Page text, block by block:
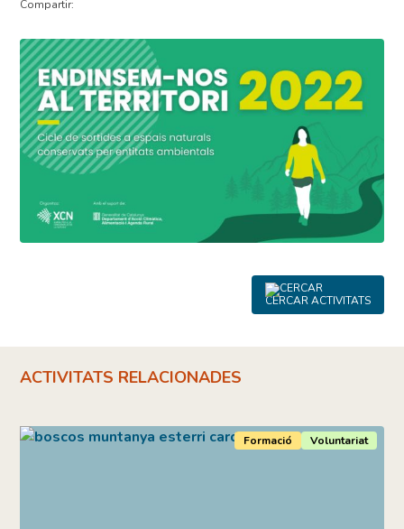
Compartir:
CERCAR ACTIVITATS
ACTIVITATS RELACIONADES
Formació Voluntariat